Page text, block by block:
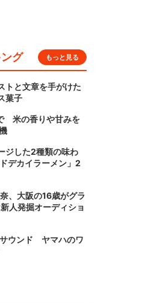
グ もっと見る
トと文章を手がけた
菓子
米の香りや甘みを
ジした2種類の味わ
デカイラーメン」2
、大阪の16歳がグラ
人発掘オーディショ
サウンド ヤマハのワ